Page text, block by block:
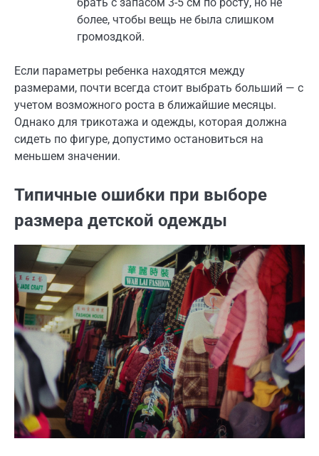
более, чтобы вещь не была слишком
громоздкой.
Если параметры ребенка находятся между
размерами, почти всегда стоит выбрать больший — с
учетом возможного роста в ближайшие месяцы.
Однако для трикотажа и одежды, которая должна
сидеть по фигуре, допустимо остановиться на
меньшем значении.
Типичные ошибки при выборе
размера детской одежды